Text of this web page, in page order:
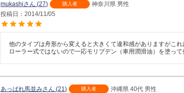
mukashi 27 購入者 神奈川県 男性
投稿日
2014/11/05
他のタイプは舟形から変えると大きくて違和感がありますがこ
ローラー式ではないので一応モリブデン（車用潤滑油）を塗って
あっぱれ馬並み 21 購入者 沖縄県 40代 男性